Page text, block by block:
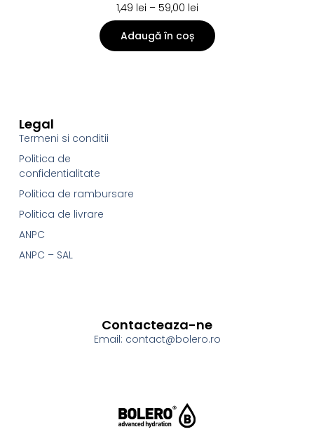
1,49 lei – 59,00 lei
Adaugă în coș
Legal
Termeni si conditii
Politica de
confidentialitate
Politica de rambursare
Politica de livrare
ANPC
ANPC – SAL
Contacteaza-ne
Email: contact@bolero.ro